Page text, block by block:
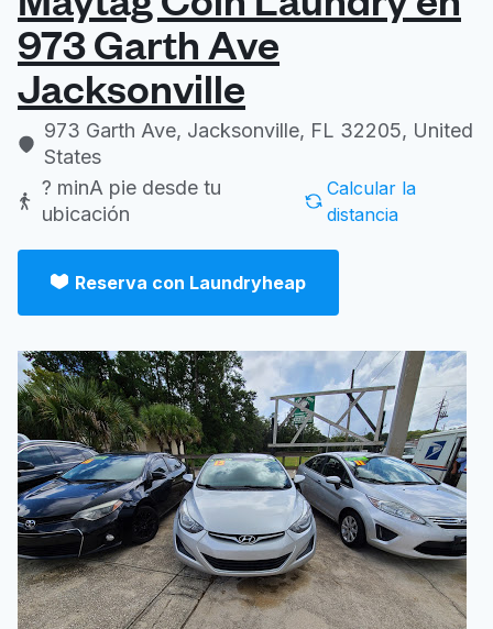
973 Garth Ave
Jacksonville
973 Garth Ave, Jacksonville, FL 32205, United
States
? minA pie desde tu
ubicación
Calcular la
distancia
Reserva con Laundryheap